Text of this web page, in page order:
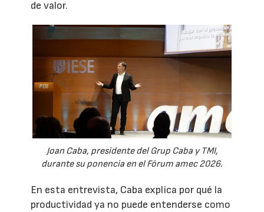
de valor.
Joan Caba, presidente del Grup Caba y TMI,
durante su ponencia en el Fórum amec 2026.
En esta entrevista, Caba explica por qué la
productividad ya no puede entenderse como